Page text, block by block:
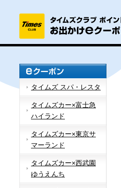
タイムズ スパ・レスタ
タイムズカー×富士急
ハイランド
タイムズカー×東京サ
マーランド
タイムズカー×西武園
ゆうえんち